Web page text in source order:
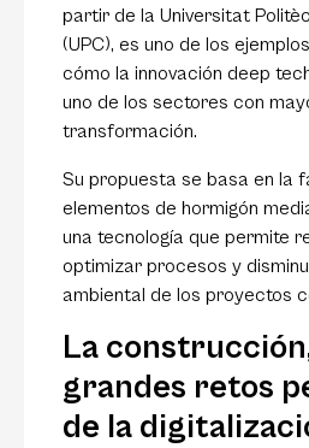
partir de la Universitat
(UPC), es uno de los
cómo la innovación deep
uno de los sectores con
transformación.
Su propuesta se basa en la
elementos de hormigón
una tecnología que permite
optimizar procesos y
ambiental de los proyectos
La
grandes retos
de la